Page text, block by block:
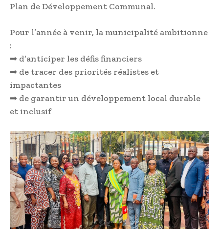
Plan de Développement Communal.
Pour l’année à venir, la municipalité ambitionne
:
➡ d’anticiper les défis financiers
➡ de tracer des priorités réalistes et
impactantes
➡ de garantir un développement local durable
et inclusif